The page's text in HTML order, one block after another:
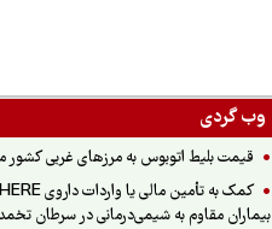
وب گردی
قیمت بلیط اتوبوس به مرزهای غربی
بیماران مقاوم به شیمی‌درمانی در سرطان